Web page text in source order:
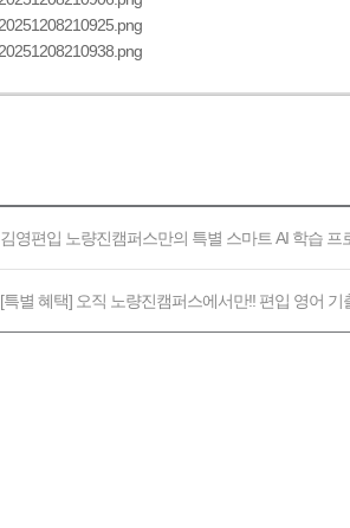
김영편입 노량진캠퍼스만의 특별 스마트 AI 학습 프
[특별 혜택] 오직 노량진캠퍼스에서만!! 편입 영어 기